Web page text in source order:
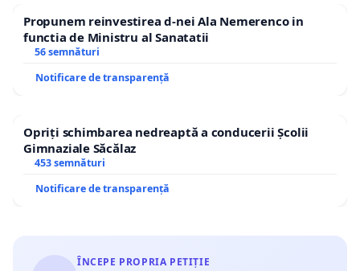
Propunem reinvestirea d-nei Ala Nemerenco in
functia de Ministru al Sanatatii
56 semnături
Notificare de transparență
Opriți schimbarea nedreaptă a conducerii Școlii
Gimnaziale Săcălaz
453 semnături
Notificare de transparență
ÎNCEPE PROPRIA PETIȚIE